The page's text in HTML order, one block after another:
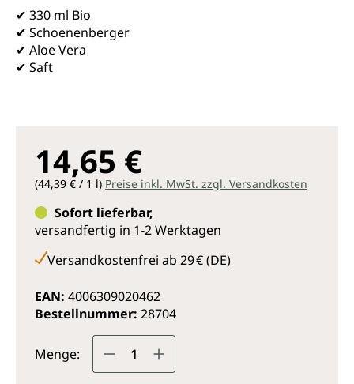
✔ 330 ml Bio
✔ Schoenenberger
✔ Aloe Vera
✔ Saft
14,65 €
(44,39 € / 1 l) Preise inkl. MwSt. zzgl. Versandkosten
Sofort lieferbar,
versandfertig in 1-2 Werktagen
Versandkostenfrei ab 29 € (DE)
EAN: 4006309020462
Bestellnummer: 28704
Menge: Produkt Anzahl: Gib den